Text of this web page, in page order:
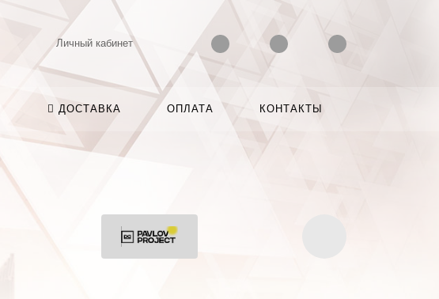
Личный кабинет
ДОСТАВКА ОПЛАТА КОНТАКТЫ